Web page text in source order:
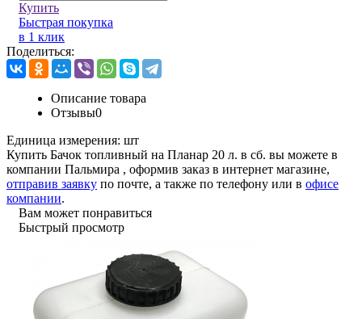
Купить
Быстрая покупка
в 1 клик
Поделиться:
Описание товара
Отзывы0
Единица измерения: шт
Купить Бачок топливный на Планар 20 л. в сб. вы можете в
компании Пальмира , оформив заказ в интернет магазине,
отправив заявку по почте, а также по телефону или в офисе
компании.
Вам может понравиться
Быстрый просмотр